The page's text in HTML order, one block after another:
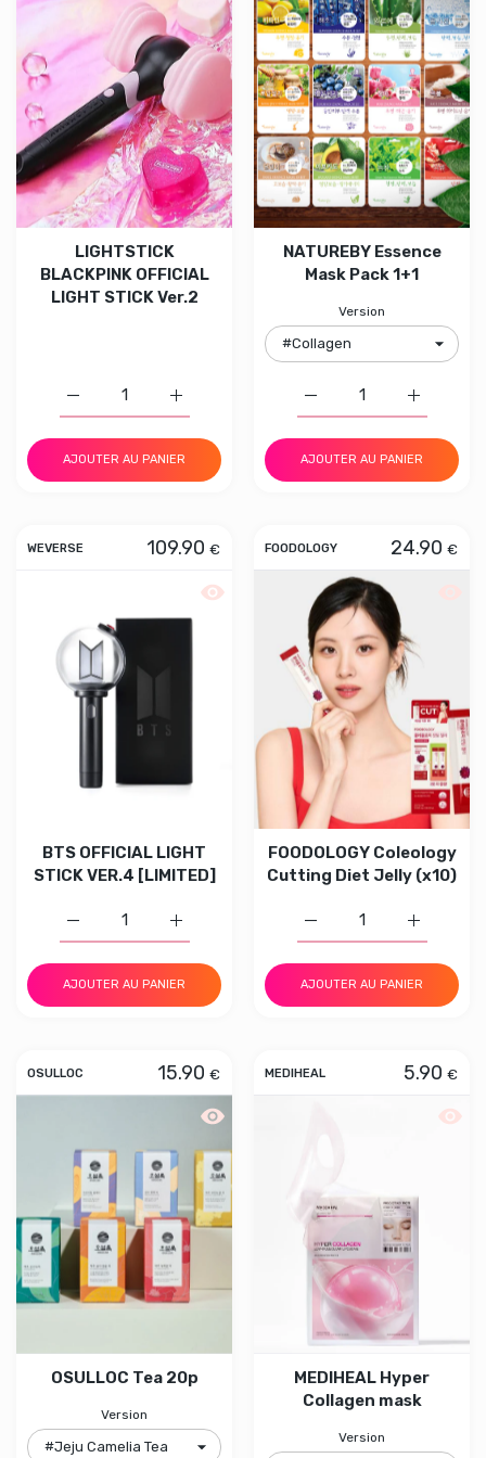
LIGHTSTICK
BLACKPINK OFFICIAL
LIGHT STICK Ver.2
Augmenter la quantité de LIGHTSTICK
Augmenter la quantité de LIGHTSTICK BLACKPINK
AJOUTER AU PANIER
NATUREBY Essence
Mask Pack 1+1
Version
Augmenter la quantité
AJOUTER AU PANIER
WEVERSE 109.90 €
Aperçu rapide BTS OFFICIAL LIGHT
BTS OFFICIAL LIGHT
STICK VER.4 [LIMITED]
Augmenter la quantité de BTS OFFICIAL
Augmenter la quantité de BTS OFFICIAL LIGHT STICK
AJOUTER AU PANIER
FOODOLOGY 24.90 €
FOODOLOGY Coleology
Cutting Diet Jelly (x10)
Augmenter la quantité
AJOUTER AU PANIER
OSULLOC 15.90 €
Aperçu rapide OSULLOC Tea 20p
OSULLOC Tea 20p
Version
MEDIHEAL 5.90 €
MEDIHEAL Hyper
Collagen mask
Version